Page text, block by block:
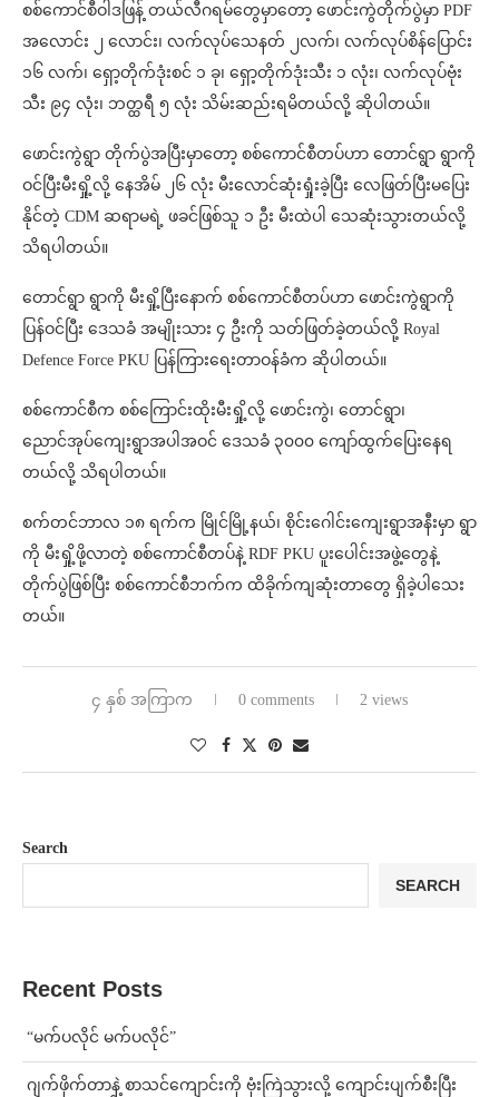
စစ်ကောင်စီဝါဒဖြန့် တယ်လီဂရမ်တွေမှာတော့ ဖောင်းကွဲတိုက်ပွဲမှာ PDF
အလောင်း ၂ လောင်း၊ လက်လုပ်သေနတ် ၂လက်၊ လက်လုပ်စိန်ပြောင်း
၁၆ လက်၊ ရှော့တိုက်ဒုံးစင် ၁ ခု၊ ရှော့တိုက်ဒုံးသီး ၁ လုံး၊ လက်လုပ်ဗုံး
သီး ၉၄ လုံး၊ ဘတ္ထရီ ၅ လုံး သိမ်းဆည်းရမိတယ်လို့ ဆိုပါတယ်။
ဖောင်းကွဲရွာ တိုက်ပွဲအပြီးမှာတော့ စစ်ကောင်စီတပ်ဟာ တောင်ရွာ ရွာကို
ဝင်ပြီးမီးရှို့လို့ နေအိမ် ၂၆ လုံး မီးလောင်ဆုံးရှုံးခဲ့ပြီး လေဖြတ်ပြီးမပြေး
နိုင်တဲ့ CDM ဆရာမရဲ့ ဖခင်ဖြစ်သူ ၁ ဦး မီးထဲပါ သေဆုံးသွားတယ်လို့
သိရပါတယ်။
တောင်ရွာ ရွာကို မီးရှို့ပြီးနောက် စစ်ကောင်စီတပ်ဟာ ဖောင်းကွဲရွာကို
ပြန်ဝင်ပြီး ဒေသခံ အမျိုးသား ၄ ဦးကို သတ်ဖြတ်ခဲ့တယ်လို့ Royal
Defence Force PKU ပြန်ကြားရေးတာဝန်ခံက ဆိုပါတယ်။
စစ်ကောင်စီက စစ်ကြောင်းထိုးမီးရှို့လို့ ဖောင်းကွဲ၊ တောင်ရွာ၊
ညောင်အုပ်ကျေးရွာအပါအဝင် ဒေသခံ ၃၀၀၀ ကျော်ထွက်ပြေးနေရ
တယ်လို့ သိရပါတယ်။
စက်တင်ဘာလ ၁၈ ရက်က မြိုင်မြို့နယ်၊ စိုင်းဂေါင်းကျေးရွာအနီးမှာ ရွာ
ကို မီးရှို့ဖို့လာတဲ့ စစ်ကောင်စီတပ်နဲ့ RDF PKU ပူးပေါင်းအဖွဲ့တွေနဲ့
တိုက်ပွဲဖြစ်ပြီး စစ်ကောင်စီဘက်က ထိခိုက်ကျဆုံးတာတွေ ရှိခဲ့ပါသေး
တယ်။
၄ နှစ် အကြာက 0 comments 2 views
Search
SEARCH
Recent Posts
⁨ ⁨“မက်ပလိုင် မက်ပလိုင်”
⁨⁩ ⁨ဂျက်ဖိုက်တာနဲ့ စာသင်ကျောင်းကို ဗုံးကြဲသွားလို့ ကျောင်းပျက်စီးပြီး